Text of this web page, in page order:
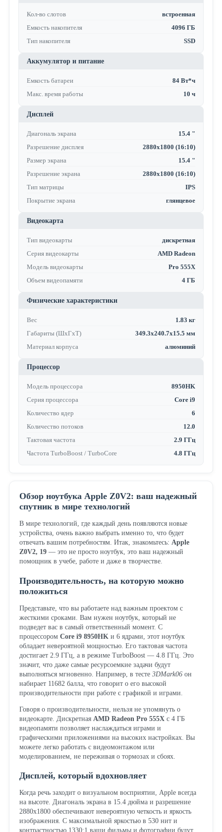
Кол-во слотов
встроенная
Емкость накопителя
4096 ГБ
Тип накопителя
SSD
Аккумулятор и питание
Емкость батареи
84 Вт*ч
Макс. время работы
10 ч
Дисплей
Диагональ экрана
15.4 "
Разрешение дисплея
2880x1800 (16:10)
Размер экрана
15.4 "
Разрешение экрана
2880x1800 (16:10)
Тип матрицы
IPS
Покрытие экрана
глянцевое
Видеокарта
Тип видеокарты
дискретная
Серия видеокарты
AMD Radeon
Модель видеокарты
Pro 555X
Объем видеопамяти
4 ГБ
Физические характеристики
Вес
1.83 кг
Габариты (ШхГхТ)
349.3x240.7x15.5 мм
Материал корпуса
алюминий
Процессор
Модель процессора
8950HK
Серия процессора
Core i9
Количество ядер
6
Количество потоков
12.0
Тактовая частота
2.9 ГГц
Частота TurboBoost / TurboCore
4.8 ГГц
Обзор ноутбука Apple Z0V2: ваш надежный
спутник в мире технологий
В мире технологий, где каждый день появляются новые
устройства, очень важно выбрать именно то, что будет
отвечать вашим потребностям. Итак, знакомьтесь: Apple
Z0V2, 19— это не просто ноутбук, это ваш надежный
помощник в учебе, работе и даже в творчестве.
Производительность, на которую можно
положиться
Представьте, что вы работаете над важным проектом с
жесткими сроками. Вам нужен ноутбук, который не
подведет вас в самый ответственный момент. С
процессором Core i9 8950HK и 6 ядрами, этот ноутбук
обладает невероятной мощностью. Его тактовая частота
достигает 2.9 ГГц, а в режиме TurboBoost — 4.8 ГГц. Это
значит, что даже самые ресурсоемкие задачи будут
выполняться мгновенно. Например, в тесте 3DMark06он
набирает 11682 балла, что говорит о его высокой
производительности при работе с графикой и играми.
Говоря о производительности, нельзя не упомянуть о
видеокарте. Дискретная AMD Radeon Pro 555Xс 4 ГБ
видеопамяти позволяет наслаждаться играми и
графическими приложениями на высоких настройках. Вы
можете легко работать с видеомонтажом или
моделированием, не переживая о тормозах и сбоях.
Дисплей, который вдохновляет
Когда речь заходит о визуальном восприятии, Apple всегда
на высоте. Диагональ экрана в 15.4 дюйма и разрешение
2880x1800 обеспечивают невероятную четкость и яркость
изображения. С максимальной яркостью в 530 нит и
контрастностью 1330:1 ваши фильмы и фотографии будут